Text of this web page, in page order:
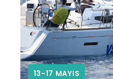
13-17 MAYIS